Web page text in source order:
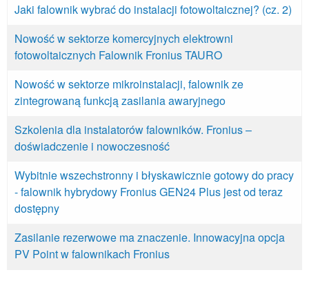
Jaki falownik wybrać do instalacji fotowoltaicznej? (cz. 2)
Nowość w sektorze komercyjnych elektrowni
fotowoltaicznych Falownik Fronius TAURO
Nowość w sektorze mikroinstalacji, falownik ze
zintegrowaną funkcją zasilania awaryjnego
Szkolenia dla instalatorów falowników. Fronius –
doświadczenie i nowoczesność
Wybitnie wszechstronny i błyskawicznie gotowy do pracy
- falownik hybrydowy Fronius GEN24 Plus jest od teraz
dostępny
Zasilanie rezerwowe ma znaczenie. Innowacyjna opcja
PV Point w falownikach Fronius